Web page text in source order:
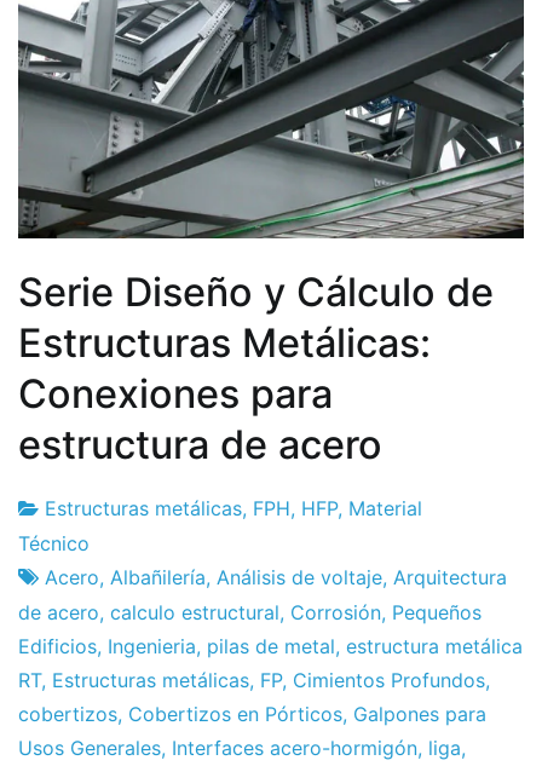
Serie Diseño y Cálculo de
Estructuras Metálicas:
Conexiones para
estructura de acero
Fábrica
de
proyectos
4
de
junio
de
2011
Estructuras metálicas, FPH, HFP, Material
Técnico
Acero, Albañilería, Análisis de voltaje, Arquitectura
de acero, calculo estructural, Corrosión, Pequeños
Edificios, Ingenieria, pilas de metal, estructura metálica
RT, Estructuras metálicas, FP, Cimientos Profundos,
cobertizos, Cobertizos en Pórticos, Galpones para
Usos Generales, Interfaces acero-hormigón, liga,